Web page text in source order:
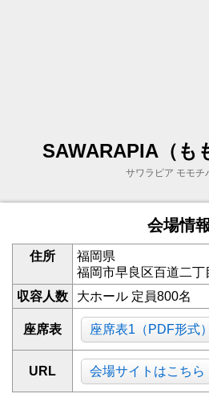
SAWARAPIA（も
サワラピア モモチ
会場情
住所
福岡県
福岡市早良区百道二丁
収容人数
大ホール 定員800名
座席表 座席表1（PDF形式）
URL 会場サイトはこちら